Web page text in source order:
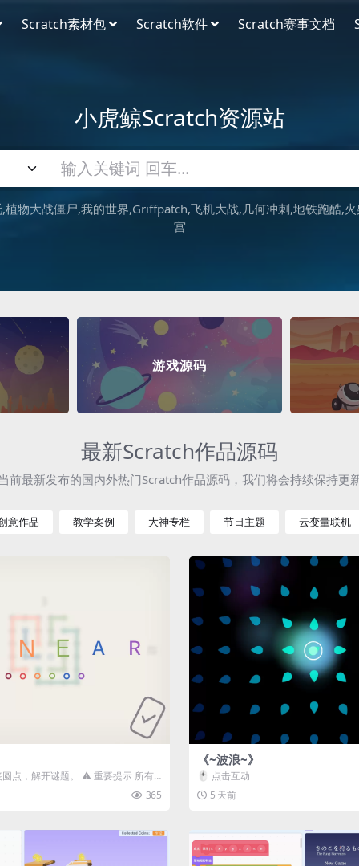
Scratch素材包 Scratch软件 Scratch赛事文档
小虎鲸Scratch资源站
植物大战僵尸 我的世界 Griffpatch 飞机大战 几何冲刺 地铁跑酷
宫
游戏源码
最新Scratch作品源码
前最新发布的国内外热门Scratch作品源码，我们将会持续保持更
意作品 教学案例 大神专栏 节日主题 云变量联机
点，解开谜题。 ⚠️ 重要提示 所有
365
《~波浪~》
🖱️ 点击互动
5 天前